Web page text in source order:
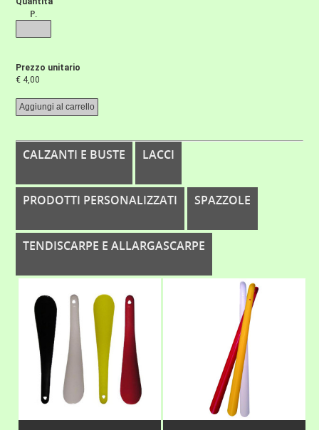
P.
Prezzo unitario
€ 4,00
CALZANTI E BUSTE LACCI
PRODOTTI PERSONALIZZATI SPAZZOLE
TENDISCARPE E ALLARGASCARPE